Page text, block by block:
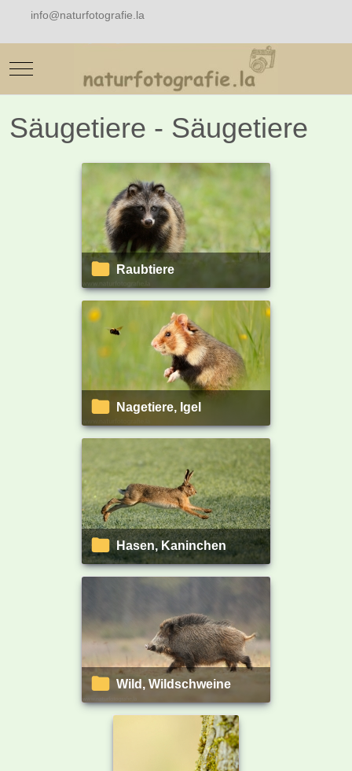
info@naturfotografie.la
Mobile Menu Toggle
Säugetiere - Säugetiere
Raubtiere
Nagetiere, Igel
Hasen, Kaninchen
Wild, Wildschweine